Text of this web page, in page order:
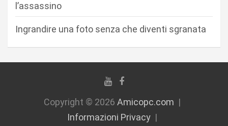
l’assassino
Ingrandire una foto senza che diventi sgranata
Copyright © 2026 Amicopc.com
Informazioni Privacy